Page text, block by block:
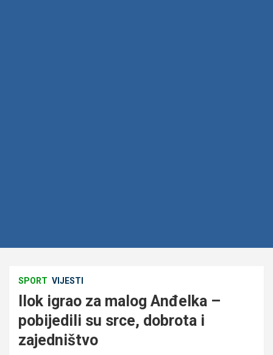
SPORT VIJESTI
Ilok igrao za malog Anđelka –
pobijedili su srce, dobrota i
zajedništvo